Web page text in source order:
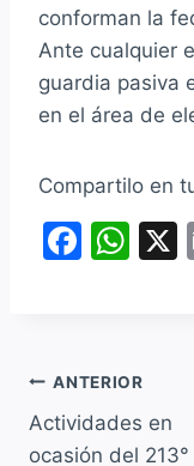
conforman la
Ante cualquier
guardia pasiva
en el área de
Compartilo en
F
b
o
W
A
p
de
ANTERIOR
Actividades en
ocasión del 213°